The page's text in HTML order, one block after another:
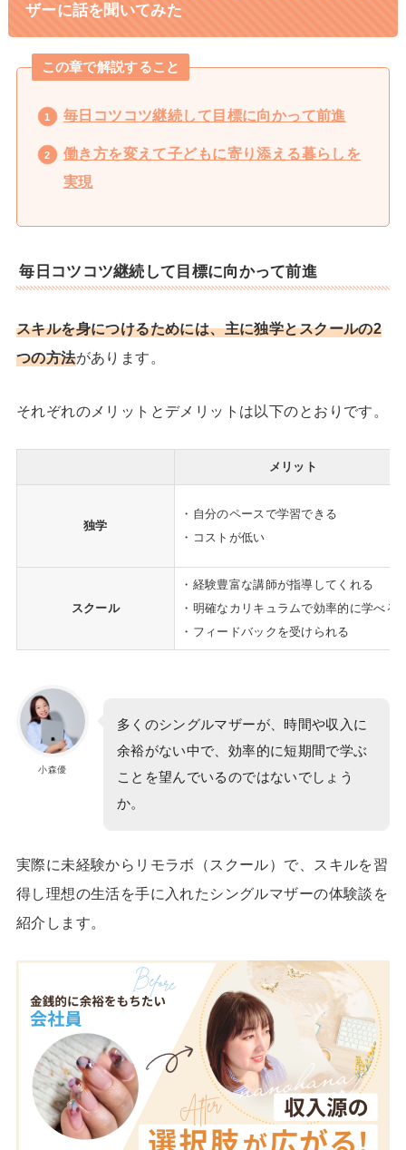
ザーに話を聞いてみた
この章で解説すること
毎日コツコツ継続して目標に向かって前進
働き方を変えて子どもに寄り添える暮らしを
実現
毎日コツコツ継続して目標に向かって前進
スキルを身につけるためには、主に独学とスクールの2
つの方法があります。
それぞれのメリットとデメリットは以下のとおりです。
メリット
独学
・自分のペースで学習できる
・コストが低い
スクール
・経験豊富な講師が指導してくれる
・明確なカリキュラムで効率的に学べる
・フィードバックを受けられる
小森優
多くのシングルマザーが、時間や収入に
余裕がない中で、効率的に短期間で学ぶ
ことを望んでいるのではないでしょう
か。
実際に未経験からリモラボ（スクール）で、スキルを習
得し理想の生活を手に入れたシングルマザーの体験談を
紹介します。